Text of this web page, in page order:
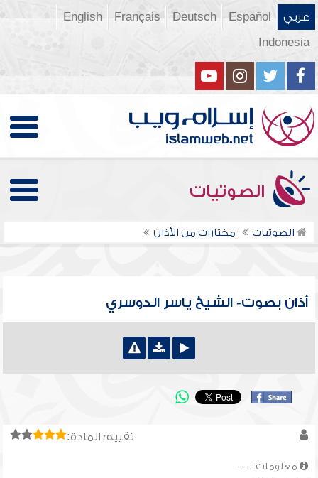
عربي Español
Deutsch
Français
English
Indonesia
الصوتيات
الصوتيات مختارات من الأذان
أذان بصوت- الشيخ ياسر الدوسري
تقييم المادة:
معلومات : ---